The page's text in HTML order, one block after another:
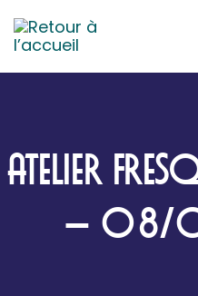
ATELIER
– 08/